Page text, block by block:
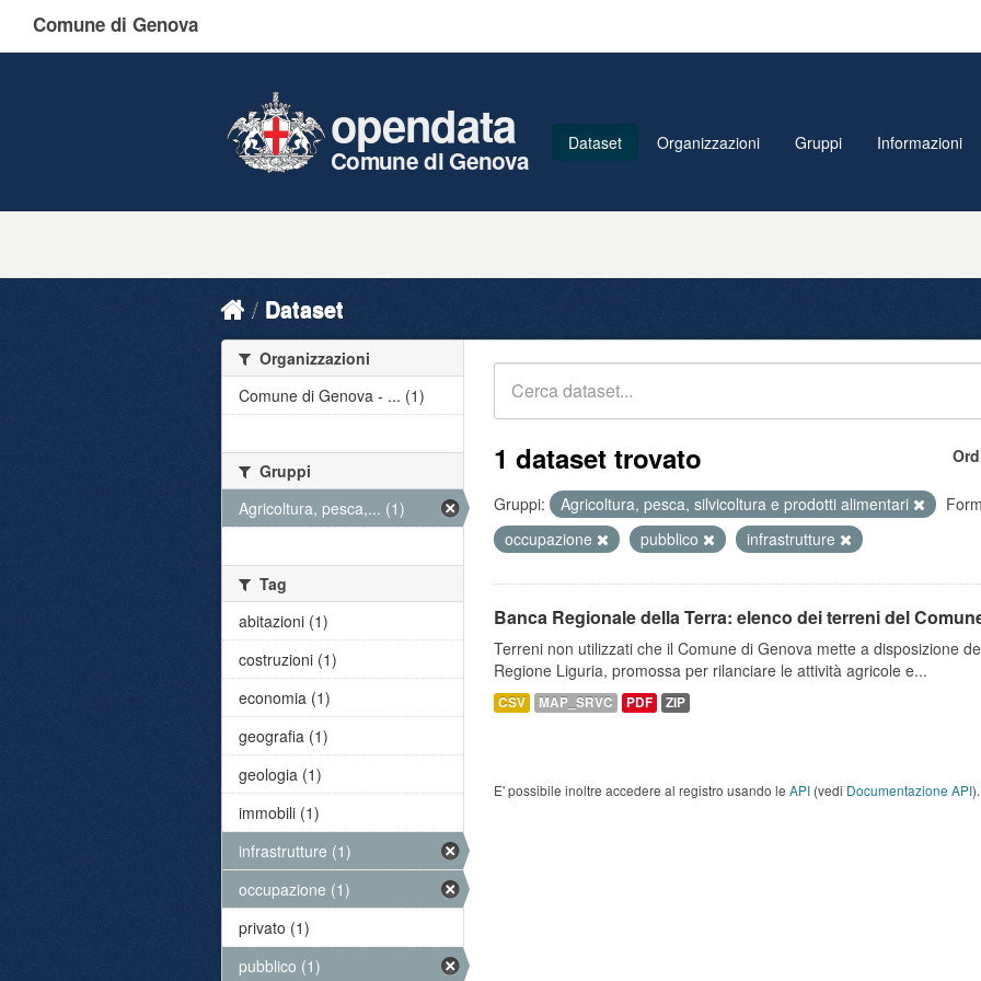
Comune di Genova
opendata
Comune di Genova
Dataset Organizzazioni Gruppi Informazioni
Dataset
1 dataset trovato
Gruppi: Agricoltura, pesca, silvicoltura e prodotti alimentari
occupazione
pubblico infrastrutture
Banca Regionale della Terra: elenco dei terreni del
Terreni non utilizzati che il Comune di Genova mette a disposizione
Regione Liguria, promossa per rilanciare le attività agricole e...
CSV MAP_SRVC PDF ZIP
E' possibile inoltre accedere al registro usando le API (vedi Documentazione API).
Organizzazioni
Comune di Genova - ... (1)
Gruppi
Agricoltura, pesca,... (1)
Tag
abitazioni (1)
costruzioni (1)
economia (1)
geografia (1)
geologia (1)
immobili (1)
infrastrutture (1)
occupazione (1)
privato (1)
pubblico (1)